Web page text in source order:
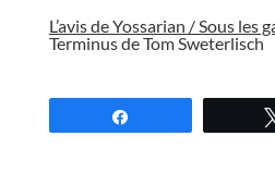
L’avis de Yossarian / Sous les
Terminus de Tom Sweterlisch